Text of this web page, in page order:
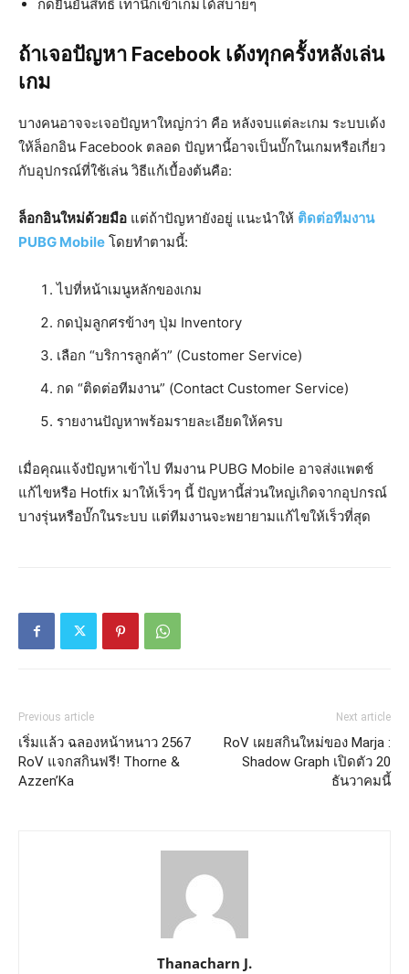
กดยืนยันสิทธิ์ เท่านี้ก็เข้าเกมได้สบายๆ
ถ้าเจอปัญหา Facebook เด้งทุกครั้งหลังเล่น
เกม
บางคนอาจจะเจอปัญหาใหญ่กว่า คือ หลังจบแต่ละเกม ระบบเด้ง
ให้ล็อกอิน Facebook ตลอด ปัญหานี้อาจเป็นบั๊กในเกมหรือเกี่ยว
กับอุปกรณ์ที่ใช้เล่น วิธีแก้เบื้องต้นคือ:
ล็อกอินใหม่ด้วยมือ แต่ถ้าปัญหายังอยู่ แนะนำให้ ติดต่อทีมงาน
PUBG Mobile โดยทำตามนี้:
ไปที่หน้าเมนูหลักของเกม
กดปุ่มลูกศรข้างๆ ปุ่ม Inventory
เลือก “บริการลูกค้า” (Customer Service)
กด “ติดต่อทีมงาน” (Contact Customer Service)
รายงานปัญหาพร้อมรายละเอียดให้ครบ
เมื่อคุณแจ้งปัญหาเข้าไป ทีมงาน PUBG Mobile อาจส่งแพตช์
แก้ไขหรือ Hotfix มาให้เร็วๆ นี้ ปัญหานี้ส่วนใหญ่เกิดจากอุปกรณ์
บางรุ่นหรือบั๊กในระบบ แต่ทีมงานจะพยายามแก้ไขให้เร็วที่สุด
Previous article
เริ่มแล้ว ฉลองหน้าหนาว 2567
RoV แจกสกินฟรี! Thorne &
Azzen’Ka
Next article
RoV เผยสกินใหม่ของ Marja :
Shadow Graph เปิดตัว 20
ธันวาคมนี้
Thanacharn J.